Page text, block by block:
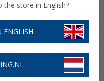
the store in English?
ENGLISH